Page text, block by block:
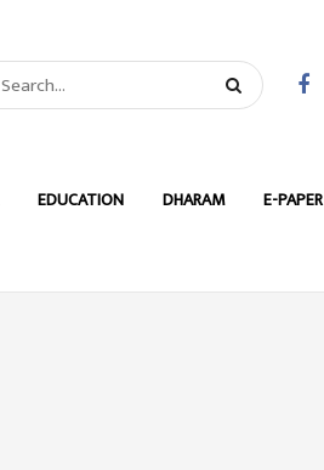
EDUCATION DHARAM E-PAPER